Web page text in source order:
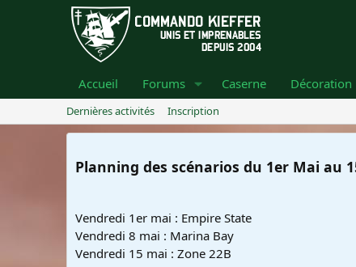
Accueil Forums Caserne Décoration
Dernières activités Inscription
Planning des scénarios du 1er Mai au
Vendredi 1er mai : Empire State
Vendredi 8 mai : Marina Bay
Vendredi 15 mai : Zone 22B